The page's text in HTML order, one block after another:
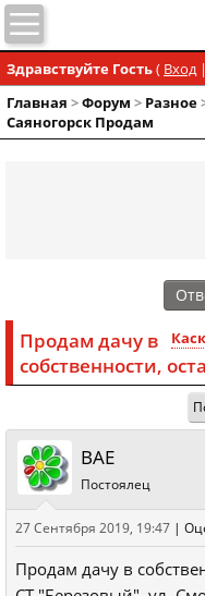
Здравствуйте Гость( Вход|
Главная >Форум > Разное
Саяногорск Продам
Продам дачу в
собственности,
BAE
Постоялец
27 Сентября 2019, 19:47 |
Продам дачу в